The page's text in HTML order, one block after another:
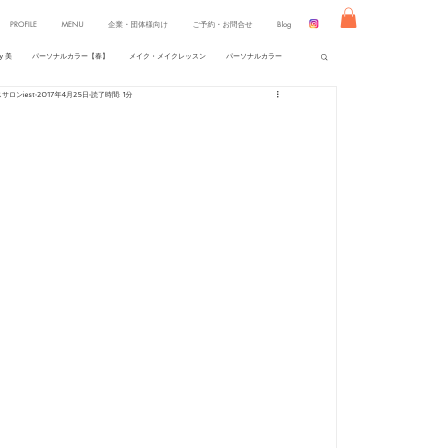
PROFILE MENU 企業・団体様向け ご予約・お問合せ Blog
美 パーソナルカラー【春】 メイク・メイクレッスン パーソナルカラー
骨格診断【ストレート】 骨格診断
サロンiest 2017年4月25日 読了時間: 1分